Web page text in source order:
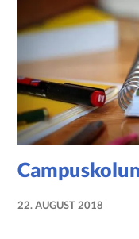
22. AUGUST 2018